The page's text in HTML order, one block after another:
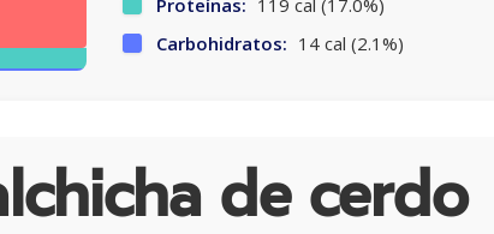
Proteínas: 119 cal (17.0%)
Carbohidratos: 14 cal (2.1%)
de cerdo